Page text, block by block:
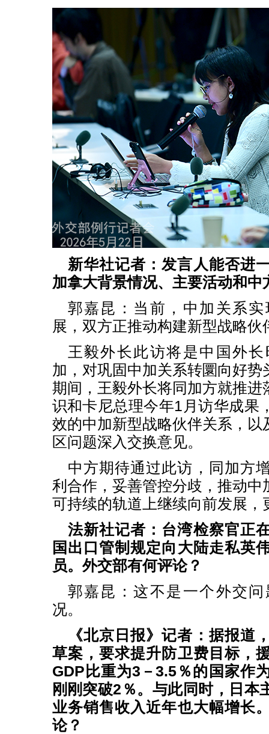
新华社记者：发言人能否进
加拿大背景情况、主要活动和中
郭嘉昆：当前，中加关系
展，双方正推动构建新型战略伙
王毅外长此访将是中国外
加，对巩固中加关系转圜向好势
期间，王毅外长将同加方就推进
识和卡尼总理今年1月访华成果
效的中加新型战略伙伴关系，以
区问题深入交换意见。
中方期待通过此访，同加方
利合作，妥善管控分歧，推动中
可持续的轨道上继续向前发展，
法新社记者：台湾检察官正
国出口管制规定向大陆走私英
员。外交部有何评论？
郭嘉昆：这不是一个外交
况。
《北京日报》记者：据报道
草案，要求提升防卫费目标，
GDP比重为3－3.5％的国家作
刚刚突破2％。与此同时，日本
业务销售收入近年也大幅增长
论？